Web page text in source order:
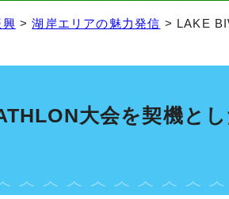
興 >湖岸エリアの魅力発信 > LAKE
大会を契機と